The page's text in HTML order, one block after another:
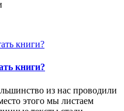
книги?
из нас проводили
этого мы листаем